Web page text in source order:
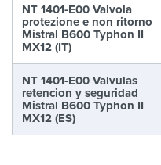
NT 1401-E00 Valvola
protezione e non ritorno
Mistral B600 Typhon II
MX12 (IT)
NT 1401-E00 Valvulas
retencion y seguridad
Mistral B600 Typhon II
MX12 (ES)